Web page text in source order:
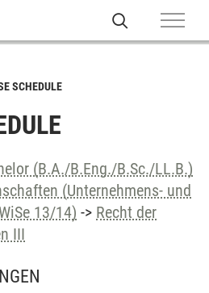
SCHEDULE
(B.A./B.Eng./B.Sc./LL.B.)
(Unternehmens- und
13/14) -> Recht der
III